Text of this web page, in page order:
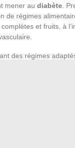
mener au diabète .
de régimes
et fruits, à
des régimes